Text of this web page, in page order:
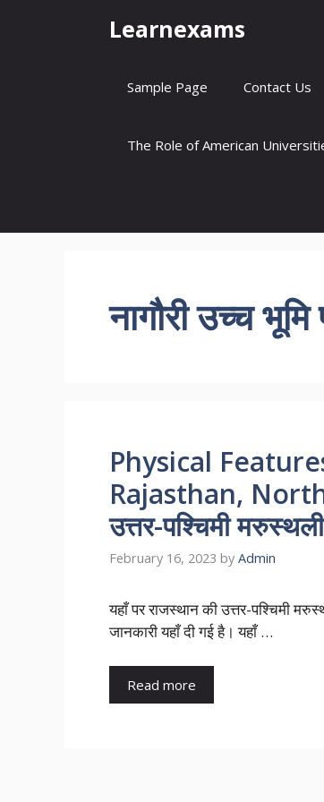
Learnexams
Sample Page Contact Us
The Role of American
नागौरी उच्च
Physical
Rajasthan,
उत्तर-पश्चिमी
February 16, 2023 by Admin
यहाँ पर राजस्थान की उत्तर-
जानकारी यहाँ दी गई है। यहाँ …
Read more